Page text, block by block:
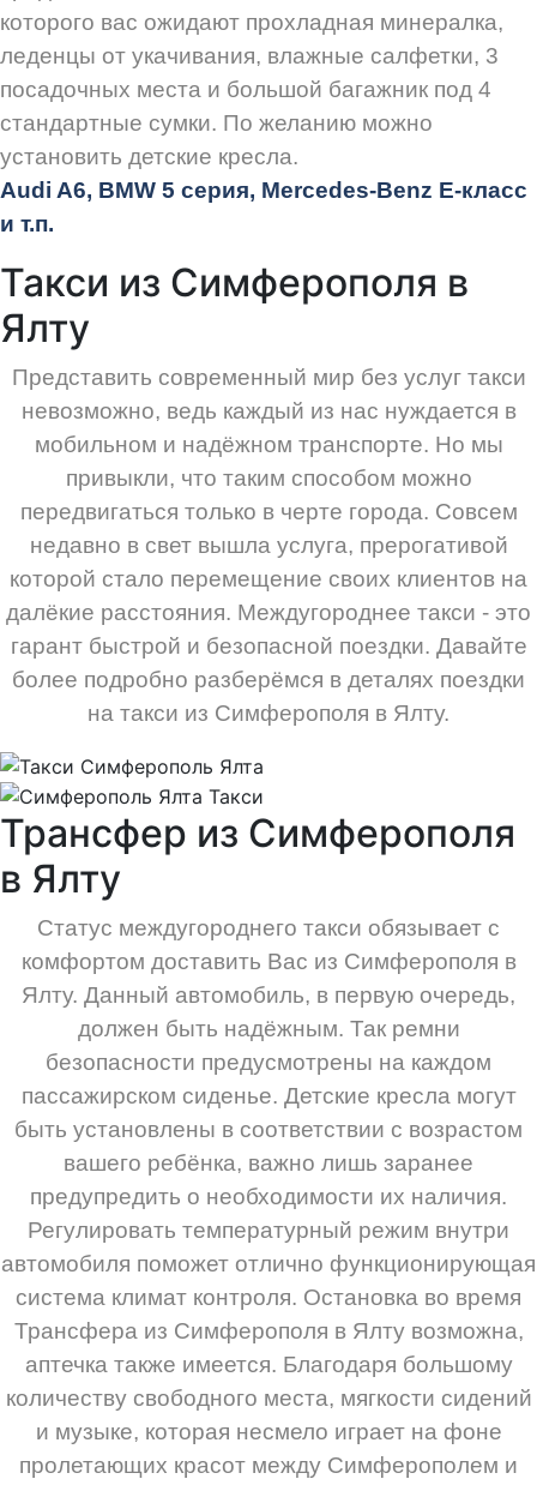
которого вас ожидают прохладная минералка,
леденцы от укачивания, влажные салфетки, 3
посадочных места и большой багажник под 4
стандартные сумки. По желанию можно
установить детские кресла.
Audi A6, BMW 5 серия, Mercedes-Benz E-класс
и т.п.
Такси из Симферополя в
Ялту
Представить современный мир без услуг такси
невозможно, ведь каждый из нас нуждается в
мобильном и надёжном транспорте. Но мы
привыкли, что таким способом можно
передвигаться только в черте города. Совсем
недавно в свет вышла услуга, прерогативой
которой стало перемещение своих клиентов на
далёкие расстояния. Междугороднее такси - это
гарант быстрой и безопасной поездки. Давайте
более подробно разберёмся в деталях поездки
на такси из Симферополя в Ялту.
Трансфер из Симферополя
в Ялту
Статус междугороднего такси обязывает с
комфортом доставить Вас из Симферополя в
Ялту. Данный автомобиль, в первую очередь,
должен быть надёжным. Так ремни
безопасности предусмотрены на каждом
пассажирском сиденье. Детские кресла могут
быть установлены в соответствии с возрастом
вашего ребёнка, важно лишь заранее
предупредить о необходимости их наличия.
Регулировать температурный режим внутри
автомобиля поможет отлично функционирующая
система климат контроля. Остановка во время
Трансфера из Симферополя в Ялту возможна,
аптечка также имеется. Благодаря большому
количеству свободного места, мягкости сидений
и музыке, которая несмело играет на фоне
пролетающих красот между Симферополем и